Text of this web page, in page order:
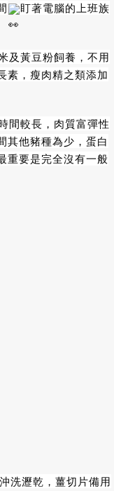
盯著電腦的上班族
及黃豆粉飼養，不用
素，瘦肉精之類添加
間較長，肉質富彈性
其他豬種為少，蛋白
重要是完全沒有一般
洗瀝乾，薑切片備用